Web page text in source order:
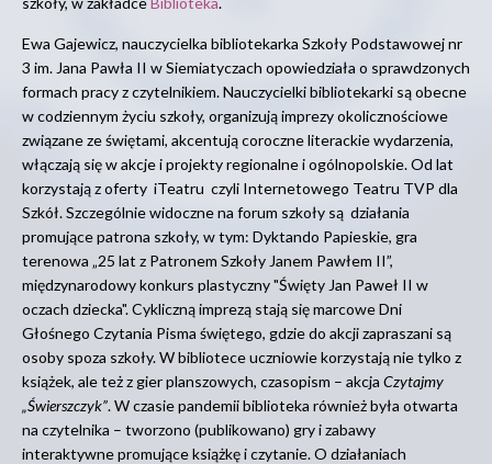
Ewa Gajewicz, nauczycielka bibliotekarka Szkoły Podstawowej nr
3 im. Jana Pawła II w Siemiatyczach opowiedziała o sprawdzonych
formach pracy z czytelnikiem. Nauczycielki bibliotekarki są obecne
w codziennym życiu szkoły, organizują imprezy okolicznościowe
związane ze świętami, akcentują coroczne literackie wydarzenia,
włączają się w akcje i projekty regionalne i ogólnopolskie. Od lat
korzystają z oferty iTeatru czyli Internetowego Teatru TVP dla
Szkół. Szczególnie widoczne na forum szkoły są działania
promujące patrona szkoły, w tym: Dyktando Papieskie, gra
terenowa „25 lat z Patronem Szkoły Janem Pawłem II”,
międzynarodowy konkurs plastyczny "Święty Jan Paweł II w
oczach dziecka". Cykliczną imprezą stają się marcowe Dni
Głośnego Czytania Pisma świętego, gdzie do akcji zapraszani są
osoby spoza szkoły. W bibliotece uczniowie korzystają nie tylko z
książek, ale też z gier planszowych, czasopism – akcja Czytajmy
„Świerszczyk”. W czasie pandemii biblioteka również była otwarta
na czytelnika – tworzono (publikowano) gry i zabawy
interaktywne promujące książkę i czytanie. O działaniach